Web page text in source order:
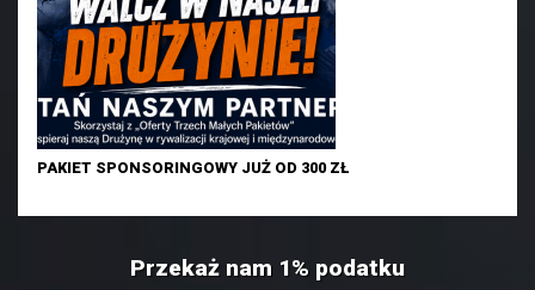
PAKIET SPONSORINGOWY JUŻ OD 300 ZŁ
Przekaż nam 1% podatku